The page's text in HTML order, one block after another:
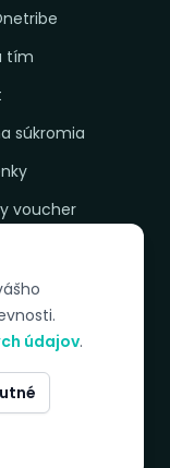
tím
súkromia
voucher
údajov.